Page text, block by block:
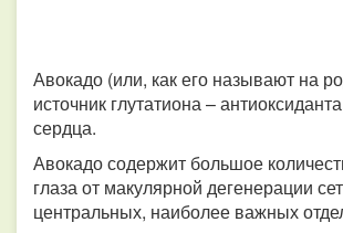
Авокадо (или, как его называют на
источник глутатиона –
сердца.
Авокадо содержит большое
глаза от макулярной дегенерации
центральных, наиболее важных